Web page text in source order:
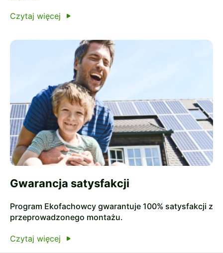
Czytaj więcej
Gwarancja satysfakcji
Program Ekofachowcy gwarantuje 100% satysfakcji z
przeprowadzonego montażu.
Czytaj więcej